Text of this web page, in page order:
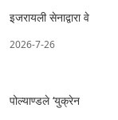
इजरायली सेनाद्वारा वे
2026-7-26
पोल्याण्डले ‘युक्रेन